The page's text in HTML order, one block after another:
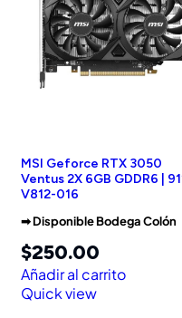
MSI Geforce RTX 3050
Ventus 2X 6GB GDDR6 |
V812-016
➡︎ Disponible Bodega Colón
$250.00
Añadir al carrito
Quick view